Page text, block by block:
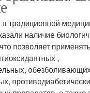
традиционной
наличие
позволяет
,